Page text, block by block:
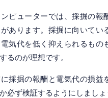
ピューターでは、採掘の報
があります。採掘に向いてい
気代を低く抑えられるもの
るのが理想です。
採掘の報酬と電気代の損益
必ず検証するようにしましょ